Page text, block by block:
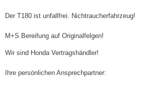
Der T180 ist unfallfrei. Nichtraucherfahrzeug!
M+S Bereifung auf Originalfelgen!
Wir sind Honda Vertragshändler!
Ihre persönlichen Ansprechpartner: